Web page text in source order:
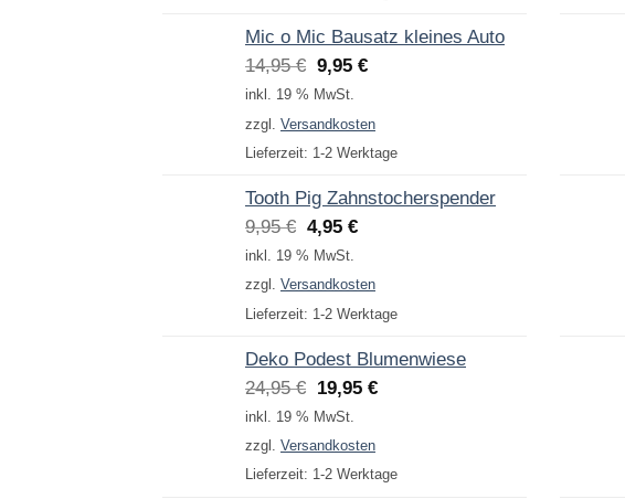
Mic o Mic Bausatz kleines Auto
14,95€ Ursprünglicher
Preis
war:
14,95 €
9,95 €Aktueller
9,95 €.
inkl. 19 % MwSt.
zzgl. Versandkosten
Lieferzeit: 1-2 Werktage
Tooth Pig Zahnstocherspender
9,95€ Ursprünglicher
Preis
war:
9,95 €
4,95 €Aktueller
ist:
4,95 €.
inkl. 19 % MwSt.
zzgl. Versandkosten
Lieferzeit: 1-2 Werktage
Deko Podest Blumenwiese
24,95€ Ursprünglicher
Preis
war:
24,95 €
19,95 €Aktueller
inkl. 19 % MwSt.
zzgl. Versandkosten
Lieferzeit: 1-2 Werktage